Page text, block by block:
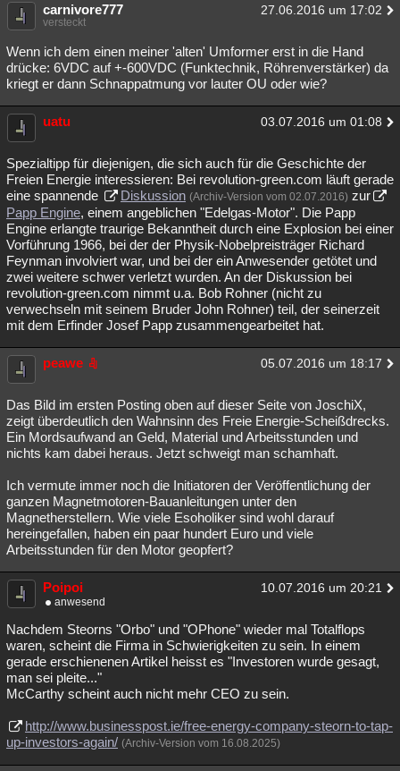
carnivore777 27.06.2016 um 17:02
versteckt
Wenn ich dem einen meiner 'alten' Umformer erst in die Hand
drücke: 6VDC auf +-600VDC (Funktechnik, Röhrenverstärker) da
kriegt er dann Schnappatmung vor lauter OU oder wie?
uatu 03.07.2016 um 01:08
Spezialtipp für diejenigen, die sich auch für die Geschichte der
Freien Energie interessieren: Bei revolution-green.com läuft gerade
eine spannende
Diskussion (Archiv-Version vom 02.07.2016) zur
Papp Engine, einem angeblichen "Edelgas-Motor". Die Papp
Engine erlangte traurige Bekanntheit durch eine Explosion bei einer
Vorführung 1966, bei der der Physik-Nobelpreisträger Richard
Feynman involviert war, und bei der ein Anwesender getötet und
zwei weitere schwer verletzt wurden. An der Diskussion bei
revolution-green.com nimmt u.a. Bob Rohner (nicht zu
verwechseln mit seinem Bruder John Rohner) teil, der seinerzeit
mit dem Erfinder Josef Papp zusammengearbeitet hat.
peawe 05.07.2016 um 18:17
Das Bild im ersten Posting oben auf dieser Seite von JoschiX,
zeigt überdeutlich den Wahnsinn des Freie Energie-Scheißdrecks.
Ein Mordsaufwand an Geld, Material und Arbeitsstunden und
nichts kam dabei heraus. Jetzt schweigt man schamhaft.
Ich vermute immer noch die Initiatoren der Veröffentlichung der
ganzen Magnetmotoren-Bauanleitungen unter den
Magnetherstellern. Wie viele Esoholiker sind wohl darauf
hereingefallen, haben ein paar hundert Euro und viele
Arbeitsstunden für den Motor geopfert?
Poipoi 10.07.2016 um 20:21
anwesend
Nachdem Steorns "Orbo" und "OPhone" wieder mal Totalflops
waren, scheint die Firma in Schwierigkeiten zu sein. In einem
gerade erschienenen Artikel heisst es "Investoren wurde gesagt,
man sei pleite..."
McCarthy scheint auch nicht mehr CEO zu sein.
http://www.businesspost.ie/free-energy-company-steorn-to-tap-
up-investors-again/ (Archiv-Version vom 16.08.2025)